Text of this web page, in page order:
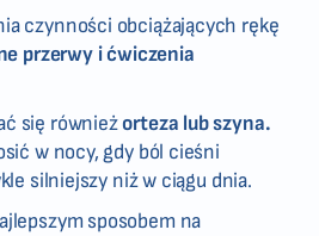
czynności obciążających rękę
przerwy i ćwiczenia
się równieżorteza lub szyna.
w nocy, gdy ból cieśni
silniejszy niż w ciągu dnia.
sposobem na